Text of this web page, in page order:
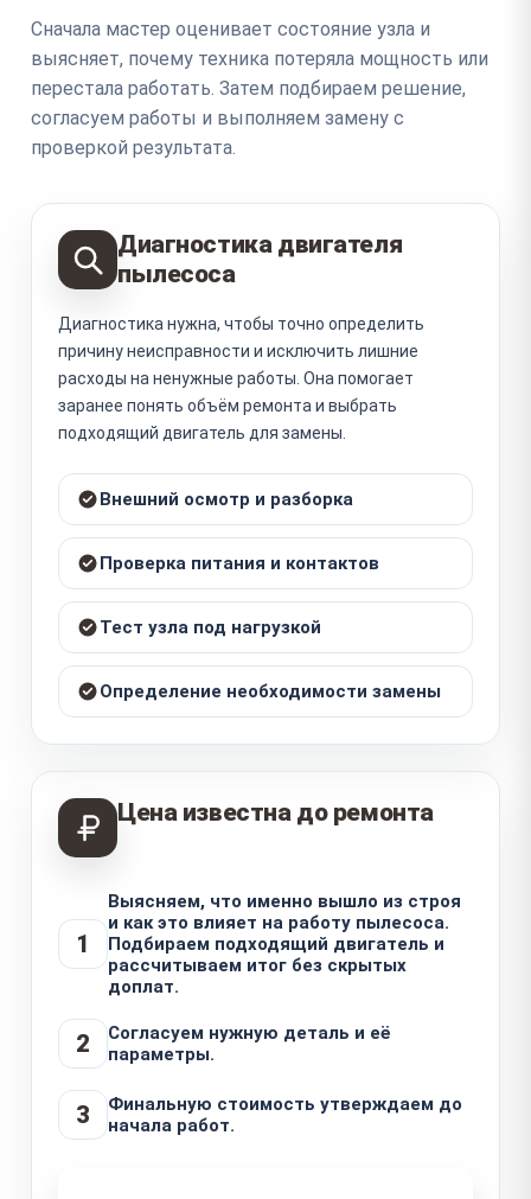
Сначала мастер оценивает состояние узла и
выясняет, почему техника потеряла мощность или
перестала работать. Затем подбираем решение,
согласуем работы и выполняем замену с
проверкой результата.
Диагностика двигателя
пылесоса
Диагностика нужна, чтобы точно определить
причину неисправности и исключить лишние
расходы на ненужные работы. Она помогает
заранее понять объём ремонта и выбрать
подходящий двигатель для замены.
Внешний осмотр и разборка
Проверка питания и контактов
Тест узла под нагрузкой
Определение необходимости замены
Цена известна до ремонта
1
Выясняем, что именно вышло из строя
и как это влияет на работу пылесоса.
Подбираем подходящий двигатель и
рассчитываем итог без скрытых
доплат.
2
Согласуем нужную деталь и её
параметры.
3
Финальную стоимость утверждаем до
начала работ.